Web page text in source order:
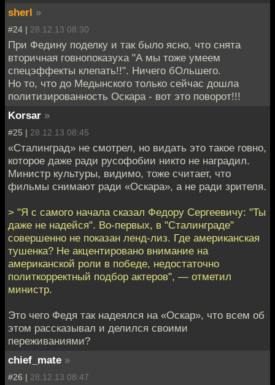
sherl »
#24 | 28.12.13 08:30
При Федину поделку и так было ясно, что снята
вторичная говнопоказуха "А мы тоже умеем
спецэффекты клепать!!". Ничего бОльшего.
Но то, что до Медынского только сейчас дошла
политизированность Оскара - вот это поворот!!!
Korsar »
#25 | 28.12.13 08:45
«Сталинград» не смотрел, но видать это такое говно,
которое даже ради русофобии никто не наградил.
Министр культуры, видимо, тоже считает, что
фильмы снимают ради «Оскара», а не ради зрителя.
> "Я с самого начала сказал Федору Сергеевичу: "Ты
даже не надейся". Во-первых, в "Сталинграде"
совершенно не показан ленд-лиз. Где американская
тушенка? Не акцентировано внимание на
американской роли в победе, недостаточно
политкорректный подбор актеров", — отметил
министр.
Это чего Федя так надеялся на «Оскар», что всем об
этом рассказывал и делился своими
переживаниями?
chief_mate »
#26 | 28.12.13 08:47